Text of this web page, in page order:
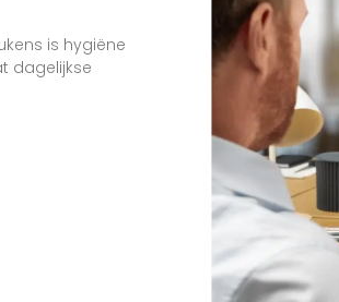
is hygiëne
dagelijkse